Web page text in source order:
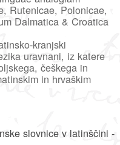
Rutenicae, Polonicae,
Dalmatica & Croatica
kranjski
uravnani, iz katere
češkega in
in hrvaškim
slovnice v latinščini -